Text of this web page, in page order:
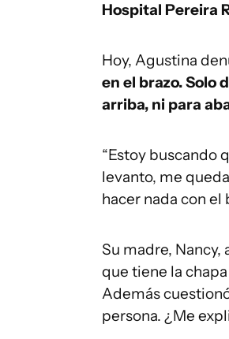
Hospital Pereira
Hoy, Agustina
en el brazo. Solo
arriba, ni para
“Estoy buscando
levanto, me
hacer nada con el
Su madre, Nancy,
que tiene la
Además
persona. ¿Me